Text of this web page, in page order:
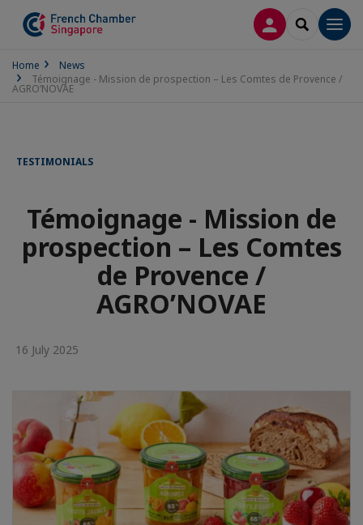
LOG INSEARCH
Home
News
Témoignage - Mission de prospection – Les Comtes de Provence /
AGRO’NOVAE
TESTIMONIALS
Témoignage - Mission de
prospection – Les Comtes
de Provence /
AGRO’NOVAE
16 July 2025